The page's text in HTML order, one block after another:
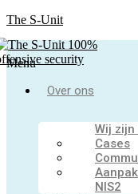
The S-Unit
Menu
Over ons
Wij zijn
Cases
NIS2